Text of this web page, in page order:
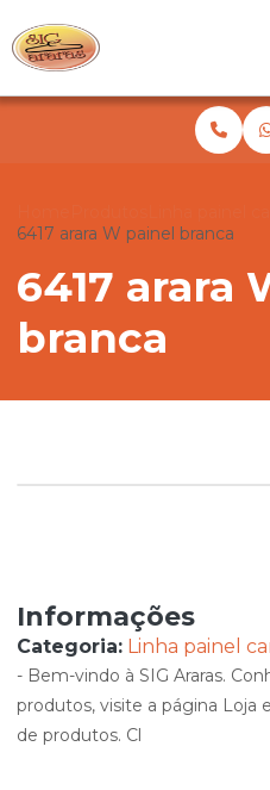
6417 arara W painel branca
6417 arara
branca
Informações
Categoria: Linha painel
- Bem-vindo à SIG Araras.
produtos, visite a página Loja
de produtos. Cl